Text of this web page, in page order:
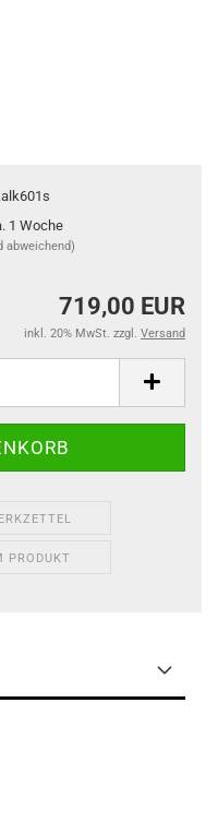
1 Woche
abweichend)
719,00 EUR
inkl. 20% MwSt. zzgl. Versand
PRODUKT